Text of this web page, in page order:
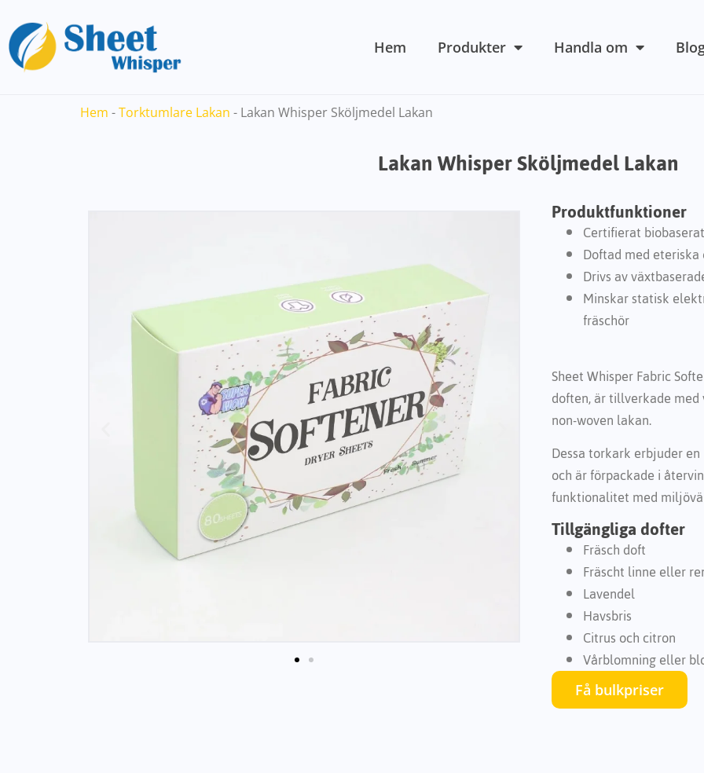
Hem Produkter Handla om
Hem -Torktumlare Lakan - Lakan Whisper Sköljmedel Lakan
Lakan Whisper Sköljmedel Lakan
Produktfunktioner
Certifierat
Doftad med
Drivs av
Minskar statisk
fräschör
Sheet Whisper Fabric
doften, är tillverkade
non-woven lakan.
Dessa torkark erbjuder
och är förpackade i
funktionalitet med
Tillgängliga dofter
Fräsch doft
Fräscht linne eller
Lavendel
Havsbris
Citrus och citron
Vårblomning eller
Få bulkpriser